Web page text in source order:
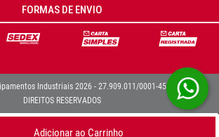
Adicionar ao Carrinho
FORMAS DE ENVIO
Industriais 2026 - 27.909.011/0001-45 - TODOS OS
DIREITOS RESERVADOS